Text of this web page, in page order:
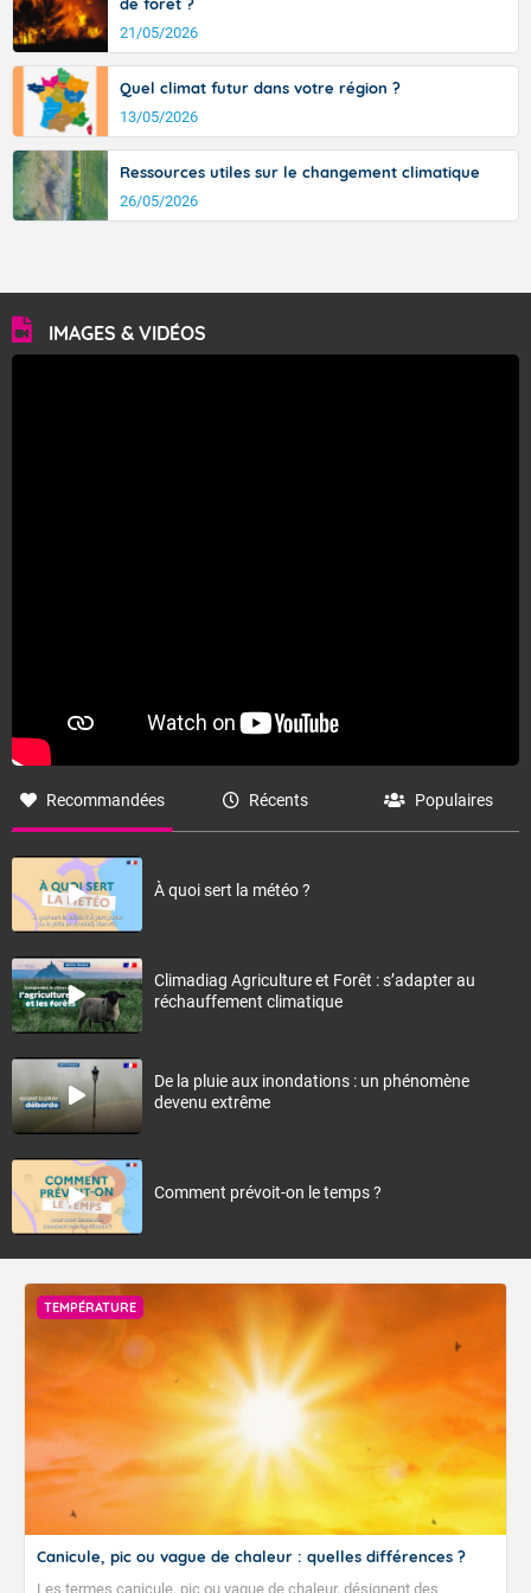
21/05/2026
Quel climat futur dans votre région ?
13/05/2026
Ressources utiles sur le changement climatique
26/05/2026
IMAGES & VIDÉOS
Recommandées Récents Populaires
À quoi sert la météo ?
Climadiag Agriculture et Forêt : s’adapter au
réchauffement climatique
De la pluie aux inondations : un phénomène
devenu extrême
Comment prévoit-on le temps ?
TEMPÉRATURE
Canicule, pic ou vague de chaleur : quelles différences ?
Les termes canicule, pic ou vague de chaleur, désignent des